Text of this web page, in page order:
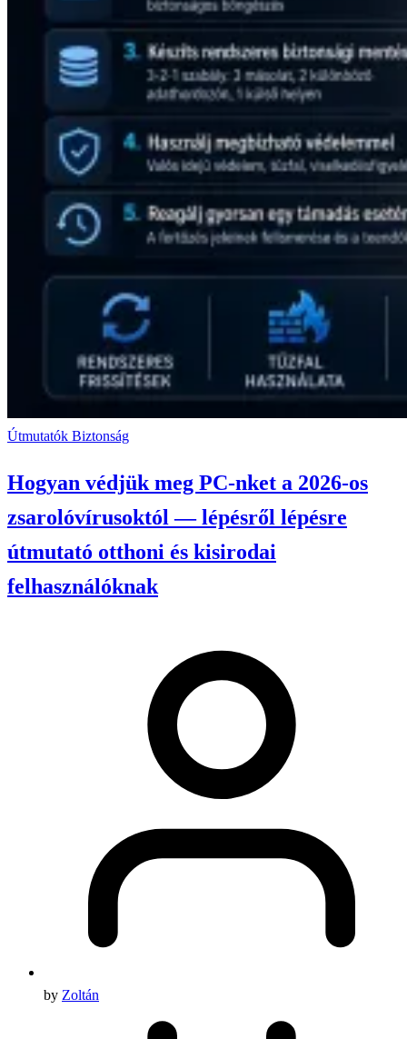
Útmutatók Biztonság
Hogyan védjük meg PC-nket a 2026-os
zsarolóvírusoktól — lépésről lépésre
útmutató otthoni és kisirodai
felhasználóknak
by Zoltán